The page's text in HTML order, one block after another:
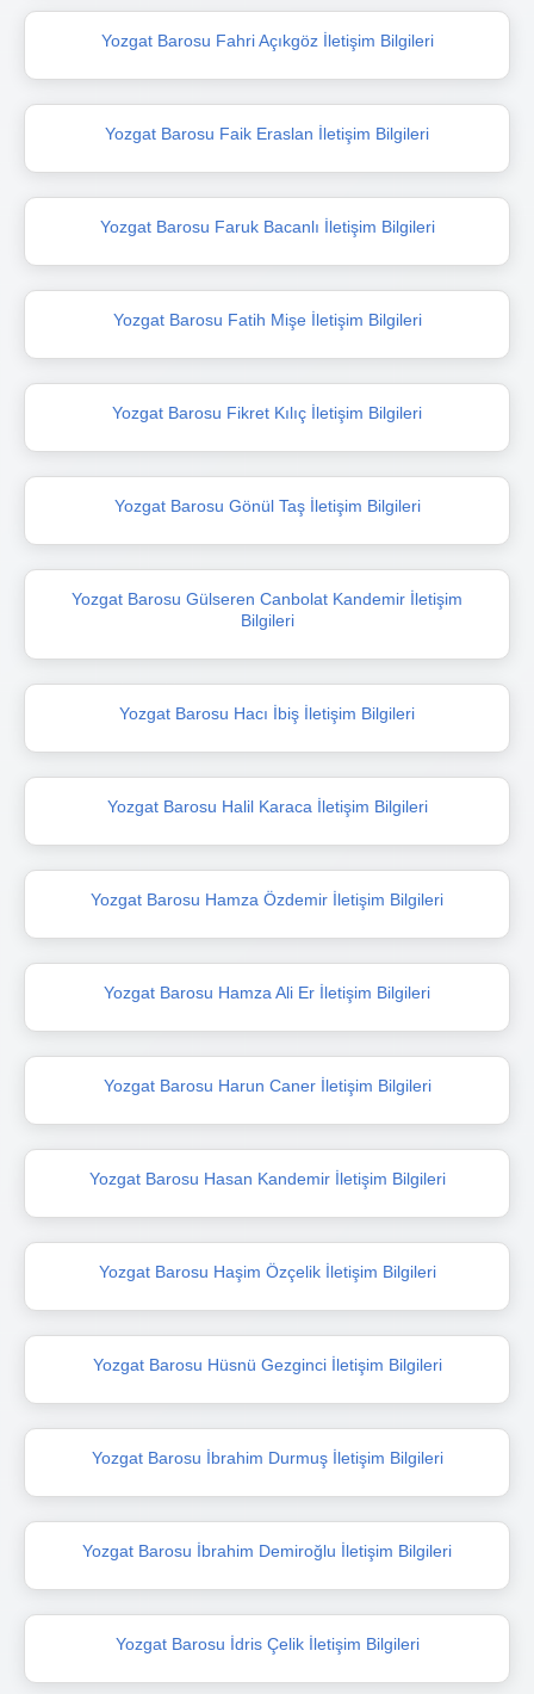
Yozgat Barosu Fahri Açıkgöz İletişim Bilgileri
Yozgat Barosu Faik Eraslan İletişim Bilgileri
Yozgat Barosu Faruk Bacanlı İletişim Bilgileri
Yozgat Barosu Fatih Mişe İletişim Bilgileri
Yozgat Barosu Fikret Kılıç İletişim Bilgileri
Yozgat Barosu Gönül Taş İletişim Bilgileri
Yozgat Barosu Gülseren Canbolat Kandemir İletişim
Bilgileri
Yozgat Barosu Hacı İbiş İletişim Bilgileri
Yozgat Barosu Halil Karaca İletişim Bilgileri
Yozgat Barosu Hamza Özdemir İletişim Bilgileri
Yozgat Barosu Hamza Ali Er İletişim Bilgileri
Yozgat Barosu Harun Caner İletişim Bilgileri
Yozgat Barosu Hasan Kandemir İletişim Bilgileri
Yozgat Barosu Haşim Özçelik İletişim Bilgileri
Yozgat Barosu Hüsnü Gezginci İletişim Bilgileri
Yozgat Barosu İbrahim Durmuş İletişim Bilgileri
Yozgat Barosu İbrahim Demiroğlu İletişim Bilgileri
Yozgat Barosu İdris Çelik İletişim Bilgileri